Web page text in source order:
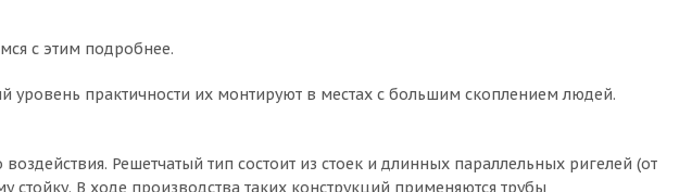
с этим подробнее.
практичности их монтируют в местах с большим скоплением людей.
Решетчатый тип состоит из стоек и длинных параллельных ригелей (от
В ходе производства таких конструкций применяются трубы